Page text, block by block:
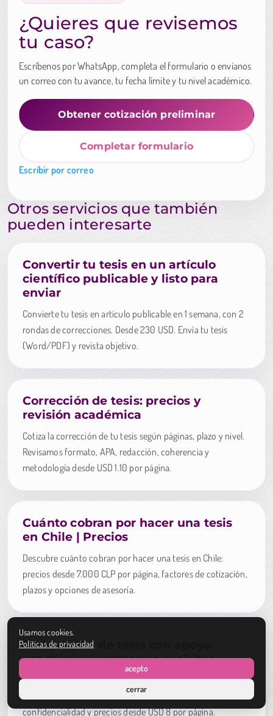
¿Quieres que revisemos
tu caso?
Escríbenos por WhatsApp, completa el formulario o envíanos
un correo con tu avance, tu fecha límite y tu nivel académico.
Obtener cotización preliminar
Completar formulario
Escribir por correo
Otros servicios que también
pueden interesarte
Convertir tu tesis en un artículo
científico publicable y listo para
enviar
Convierte tu tesis en artículo publicable en 1 semana, con 2
rondas de correcciones. Desde 230 USD. Envía tu tesis
(Word/PDF) y revista objetivo.
Corrección de tesis: precios y
revisión académica
Cotiza la corrección de tu tesis según páginas, plazo y nivel.
Revisamos formato, APA, redacción, coherencia y
metodología desde USD 1.10 por página.
Cuánto cobran por hacer una tesis
en Chile | Precios
Descubre cuánto cobran por hacer una tesis en Chile:
precios desde 7.000 CLP por página, factores de cotización,
plazos y opciones de asesoría.
Elaboración de tesis con apoyo
académico y entregas por hitos
Cotiza tu tesis según nivel, páginas y fecha límite. Apoyo
académico por hitos, revisión metodológica,
confidencialidad y precios desde USD 8 por página.
Usamos cookies.
Políticas de privacidad
acepto
cerrar